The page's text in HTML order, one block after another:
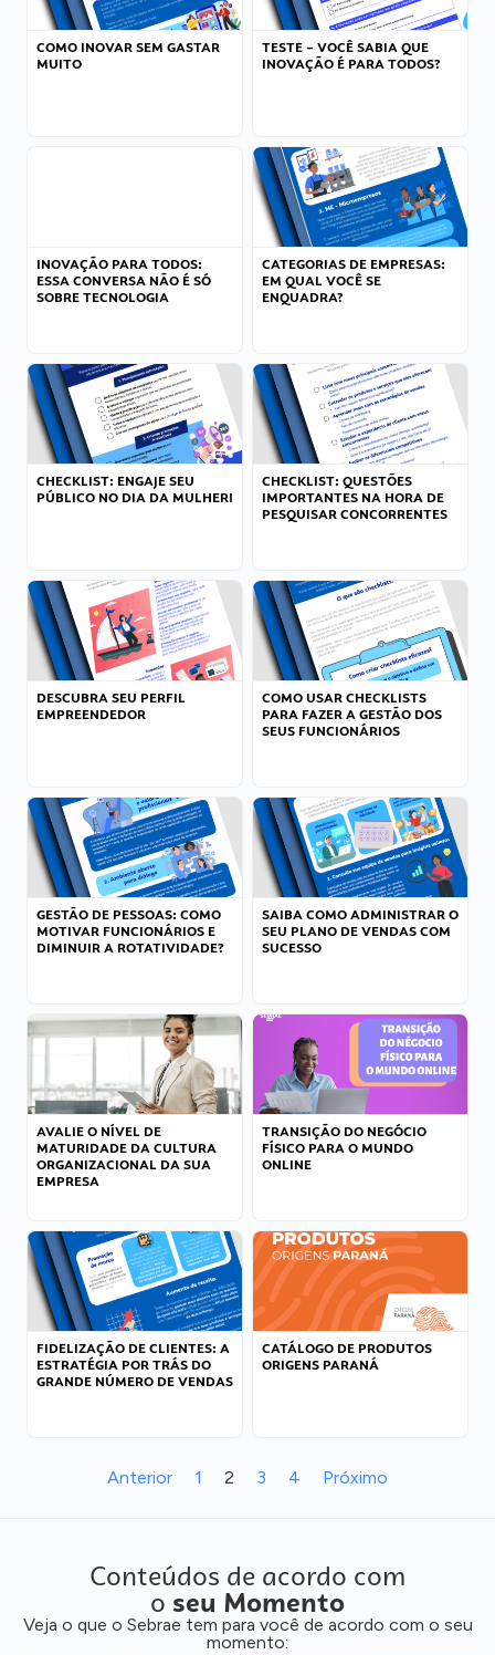
COMO INOVAR SEM GASTAR
MUITO
TESTE – VOCÊ SABIA QUE
INOVAÇÃO É PARA TODOS?
INOVAÇÃO PARA TODOS:
ESSA CONVERSA NÃO É SÓ
SOBRE TECNOLOGIA
CATEGORIAS DE EMPRESAS:
EM QUAL VOCÊ SE
ENQUADRA?
CHECKLIST: ENGAJE SEU
PÚBLICO NO DIA DA MULHER!
CHECKLIST: QUESTÕES
IMPORTANTES NA HORA DE
PESQUISAR CONCORRENTES
DESCUBRA SEU PERFIL
EMPREENDEDOR
COMO USAR CHECKLISTS
PARA FAZER A GESTÃO DOS
SEUS FUNCIONÁRIOS
GESTÃO DE PESSOAS: COMO
MOTIVAR FUNCIONÁRIOS E
DIMINUIR A ROTATIVIDADE?
SAIBA COMO ADMINISTRAR O
SEU PLANO DE VENDAS COM
SUCESSO
AVALIE O NÍVEL DE
MATURIDADE DA CULTURA
ORGANIZACIONAL DA SUA
EMPRESA
TRANSIÇÃO DO NEGÓCIO
FÍSICO PARA O MUNDO
ONLINE
FIDELIZAÇÃO DE CLIENTES: A
ESTRATÉGIA POR TRÁS DO
GRANDE NÚMERO DE VENDAS
CATÁLOGO DE PRODUTOS
ORIGENS PARANÁ
Anterior 1 2 3 4 Próximo
Conteúdos de acordo com
o seu Momento
Veja o que o Sebrae tem para você de acordo com o seu
momento: